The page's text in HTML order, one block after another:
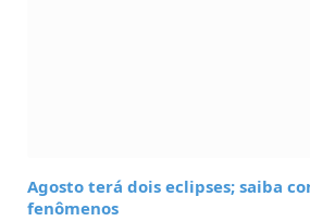
Agosto terá dois eclipses; saiba
fenômenos